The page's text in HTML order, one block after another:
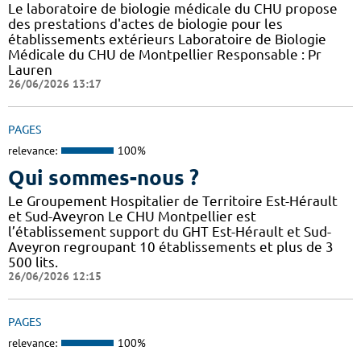
Le laboratoire de biologie médicale du CHU propose
des prestations d'actes de biologie pour les
établissements extérieurs Laboratoire de Biologie
Médicale du CHU de Montpellier Responsable : Pr
Lauren
26/06/2026 13:17
PAGES
relevance: 100%
Qui sommes-nous ?
Le Groupement Hospitalier de Territoire Est-Hérault
et Sud-Aveyron Le CHU Montpellier est
l’établissement support du GHT Est-Hérault et Sud-
Aveyron regroupant 10 établissements et plus de 3
500 lits.
26/06/2026 12:15
PAGES
relevance: 100%